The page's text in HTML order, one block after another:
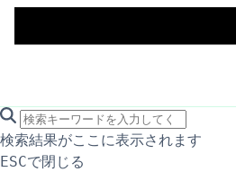
search icon
サイト内検索
検索結果がここに表示されます
ESCで閉じる